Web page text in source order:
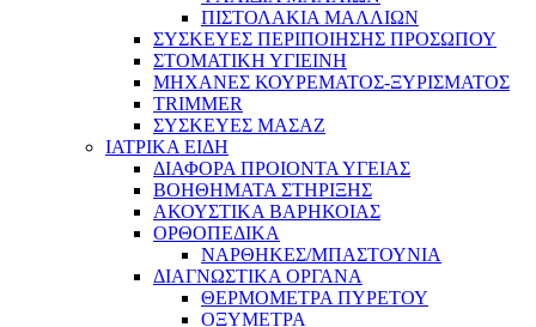
ΠΙΣΤΟΛΑΚΙΑ ΜΑΛΛΙΩΝ
ΣΥΣΚΕΥΕΣ ΠΕΡΙΠΟΙΗΣΗΣ ΠΡΟΣΩΠΟΥ
ΣΤΟΜΑΤΙΚΗ ΥΓΙΕΙΝΗ
ΜΗΧΑΝΕΣ ΚΟΥΡΕΜΑΤΟΣ-ΞΥΡΙΣΜΑΤΟΣ
TRIMMER
ΣΥΣΚΕΥΕΣ ΜΑΣΑΖ
ΙΑΤΡΙΚΑ ΕΙΔΗ
ΔΙΑΦΟΡΑ ΠΡΟΙΟΝΤΑ ΥΓΕΙΑΣ
ΒΟΗΘΗΜΑΤΑ ΣΤΗΡΙΞΗΣ
ΑΚΟΥΣΤΙΚΑ ΒΑΡΗΚΟΙΑΣ
ΟΡΘΟΠΕΔΙΚΑ
ΝΑΡΘΗΚΕΣ/ΜΠΑΣΤΟΥΝΙΑ
ΔΙΑΓΝΩΣΤΙΚΑ ΟΡΓΑΝΑ
ΘΕΡΜΟΜΕΤΡΑ ΠΥΡΕΤΟΥ
ΟΞΥΜΕΤΡΑ